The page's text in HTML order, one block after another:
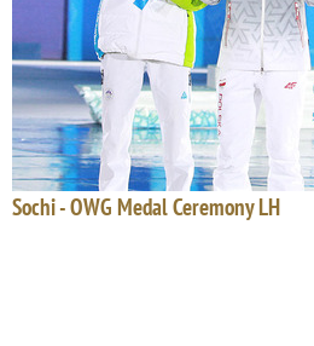
Sochi - OWG Medal Ceremony LH